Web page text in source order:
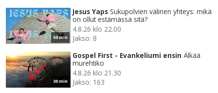
50 min
Jesus Yaps Sukupolvien välinen yhteys: mikä
on ollut estämässä sitä?
4.8.26 klo 22.00
Jakso: 8
30 min
Gospel First - Evankeliumi ensin Älkää
murehtiko
4.8.26 klo 21.30
Jakso: 163